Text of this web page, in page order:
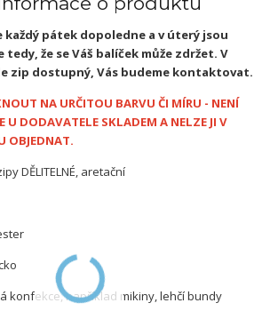
každý pátek dopoledne a v úterý jsou
že se Váš balíček může zdržet. V
zip dostupný, Vás budeme kontaktovat.
NA URČITOU BARVU ČI MÍRU - NENÍ
U DODAVATELE SKLADEM A NELZE JI V
OBJEDNAT.
DĚLITELNÉ, aretační
konfekce, například mikiny, lehčí bundy